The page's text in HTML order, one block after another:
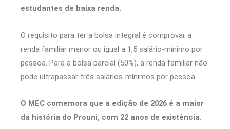
estudantes de baixa renda.
O requisito para ter a bolsa integral é comprovar a
renda familiar menor ou igual a 1,5 salário-mínimo por
pessoa. Para a bolsa parcial (50%), a renda familiar não
pode ultrapassar três salários-mínimos por pessoa.
O MEC comemora que a edição de 2026 é a maior
da história do Prouni, com 22 anos de existência.